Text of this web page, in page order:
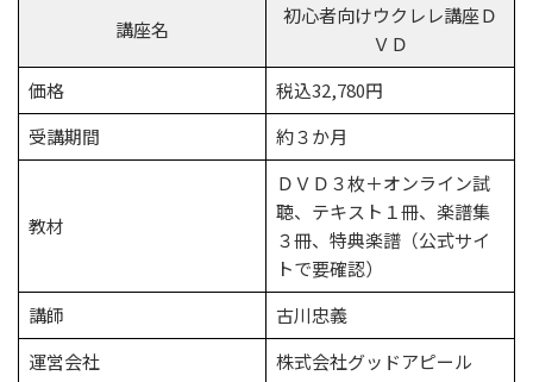
講座名
初心者向けウクレレ講座Ｄ
ＶＤ
価格
税込32,780円
受講期間
約３か月
教材
ＤＶＤ３枚＋オンライン試
聴、テキスト１冊、楽譜集
３冊、特典楽譜（公式サイ
トで要確認）
講師
古川忠義
運営会社
株式会社グッドアピール